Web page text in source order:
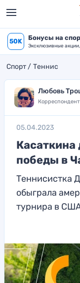
50K Бонусы на
Эксклюзивные
Спорт Теннис
Любовь
Корреспондент
05.04.2023
Касаткина
победы в
Теннисистка
обыграла
турнира в